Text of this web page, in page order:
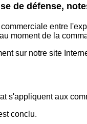
de défense,
entre
moment de la
sur notre site
s'appliquent aux
conclu.